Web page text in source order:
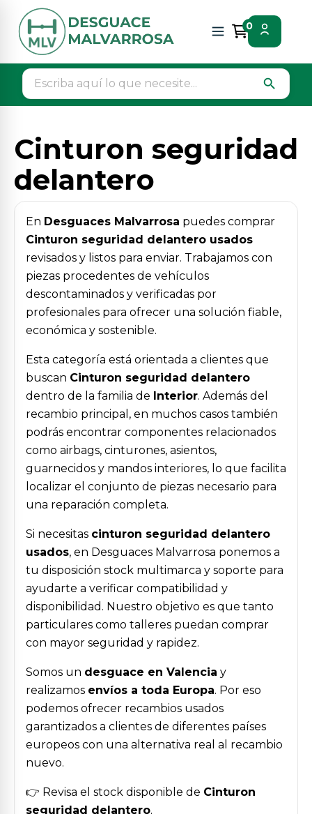
0
search
Inicio Piezas vehículos
Cinturon seguridad delantero
Cinturon seguridad
delantero
En Desguaces Malvarrosa puedes comprar
Cinturon seguridad delantero usados
revisados y listos para enviar. Trabajamos con
piezas procedentes de vehículos
descontaminados y verificadas por
profesionales para ofrecer una solución fiable,
económica y sostenible.
Esta categoría está orientada a clientes que
buscan Cinturon seguridad delantero
dentro de la familia de Interior. Además del
recambio principal, en muchos casos también
podrás encontrar componentes relacionados
como airbags, cinturones, asientos,
guarnecidos y mandos interiores, lo que facilita
localizar el conjunto de piezas necesario para
una reparación completa.
Si necesitas cinturon seguridad delantero
usados, en Desguaces Malvarrosa ponemos a
tu disposición stock multimarca y soporte para
ayudarte a verificar compatibilidad y
disponibilidad. Nuestro objetivo es que tanto
particulares como talleres puedan comprar
con mayor seguridad y rapidez.
Somos un desguace en Valencia y
realizamos envíos a toda Europa. Por eso
podemos ofrecer recambios usados
garantizados a clientes de diferentes países
europeos con una alternativa real al recambio
nuevo.
👉 Revisa el stock disponible de Cinturon
seguridad delantero.